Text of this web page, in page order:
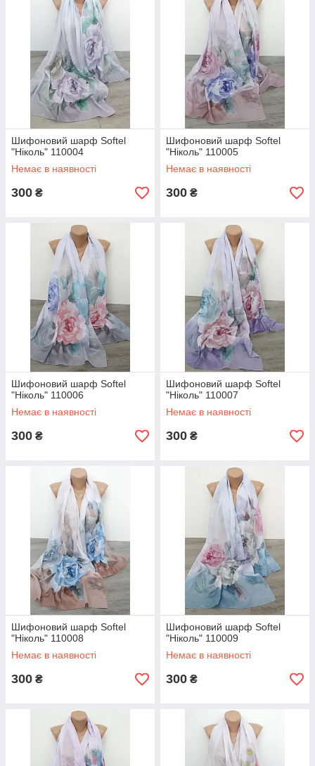
Шифоновий шарф Softel
"Ніколь" 110004
Немає в наявності
300 ₴
Шифоновий шарф Softel
"Ніколь" 110005
Немає в наявності
300 ₴
Шифоновий шарф Softel
"Ніколь" 110006
Немає в наявності
300 ₴
Шифоновий шарф Softel
"Ніколь" 110007
Немає в наявності
300 ₴
Шифоновий шарф Softel
"Ніколь" 110008
Немає в наявності
300 ₴
Шифоновий шарф Softel
"Ніколь" 110009
Немає в наявності
300 ₴